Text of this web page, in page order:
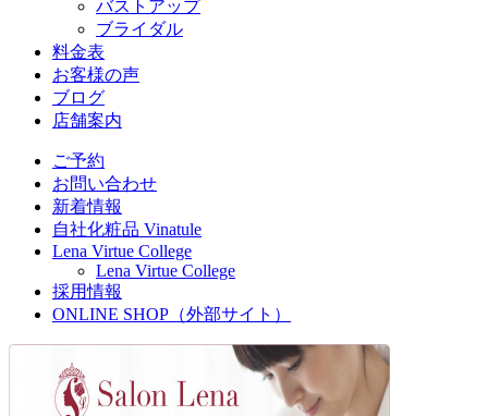
バストアップ
ブライダル
料金表
お客様の声
ブログ
店舗案内
ご予約
お問い合わせ
新着情報
自社化粧品 Vinatule
Lena Virtue College
Lena Virtue College
採用情報
ONLINE SHOP（外部サイト）